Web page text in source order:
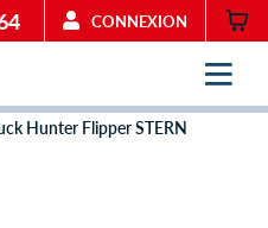
CONNEXION
Hunter Flipper STERN